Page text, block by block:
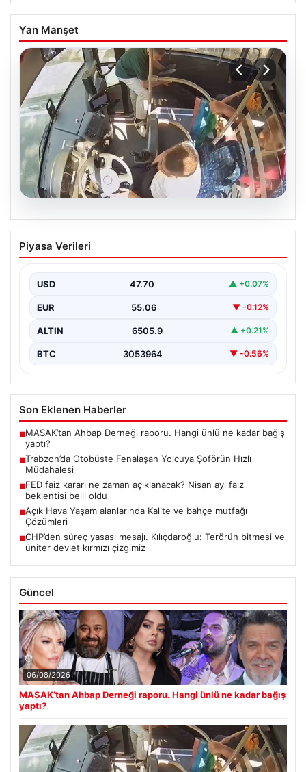
Yan Manşet
Trabzon’da Otobüste Fenalaşan
Yolcuya Şoförün Hızlı Müdahalesi
yaşındaki yolcu Hasan Öner’in hayatı, şoför Sinan
Erdoğan’ın…
Piyasa Verileri
USD 47.70 ▲ +0.07%
EUR 55.06 ▼ -0.12%
ALTIN 6505.9 ▲ +0.21%
BTC 3053964 ▼ -0.56%
Son Eklenen Haberler
■MASAK’tan Ahbap Derneği raporu. Hangi ünlü ne kadar bağış
yaptı?
■Trabzon’da Otobüste Fenalaşan Yolcuya Şoförün Hızlı
Müdahalesi
■FED faiz kararı ne zaman açıklanacak? Nisan ayı faiz
beklentisi belli oldu
■Açık Hava Yaşam alanlarında Kalite ve bahçe mutfağı
Çözümleri
■CHP’den süreç yasası mesajı. Kılıçdaroğlu: Terörün bitmesi ve
üniter devlet kırmızı çizgimiz
Güncel
06/08/2026
MASAK’tan Ahbap Derneği raporu. Hangi ünlü ne kadar bağış
yaptı?